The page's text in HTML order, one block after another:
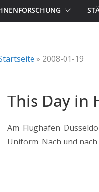
» 2008-01-19
This Day in
Am Flughafen
Uniform. Nach und